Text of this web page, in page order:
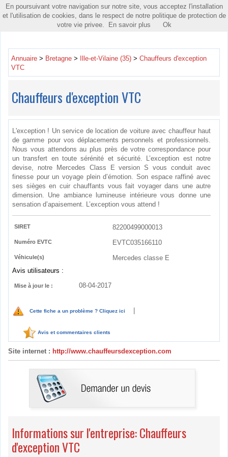
Toggle
Annuaire > Bretagne > Ille-et-Vilaine (35) > Chauffeurs d'exception
VTC
Chauffeurs d'exception VTC
L'exception ! Un service de location de voiture avec chauffeur haut
de gamme pour vos déplacements personnels et professionnels.
Nous vous attendons au plus près de votre correspondance pour
un transfert en toute sérénité et sécurité. L’exception est notre
devise, notre Mercedes Class E version S vous conduit avec
finesse pour un voyage plein d’émotion. Son espace raffiné avec
ses sièges en cuir chauffants vous fait voyager dans une autre
dimension. Une ambiance lumineuse intérieure vous donne une
sensation d’apaisement. L’exception vous attend !
SIRET 82200499000013
Numéro EVTC EVTC035166110
Véhicule(s)
Mercedes classe E
Avis utilisateurs :
Mise à jour le : 08-04-2017
Cette fiche a un problème ? Cliquez ici
Avis et commentaires clients
Site internet : http://www.chauffeursdexception.com
Informations sur l'entreprise: Chauffeurs
d'exception VTC
En poursuivant votre navigation sur notre site, vous acceptez l'installation
et l'utilisation de cookies, dans le respect de notre politique de protection de
votre vie privee.
En savoir plus Ok